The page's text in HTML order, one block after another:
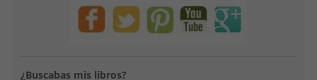
¿Buscabas mis libros?